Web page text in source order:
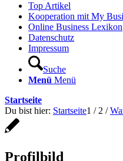
Top Artikel
Kooperation mit My
Online Business Lexikon
Datenschutz
Impressum
Suche
Menü Menü
Startseite
Du bist hier: Startseite1 / 2 /
Profilbild